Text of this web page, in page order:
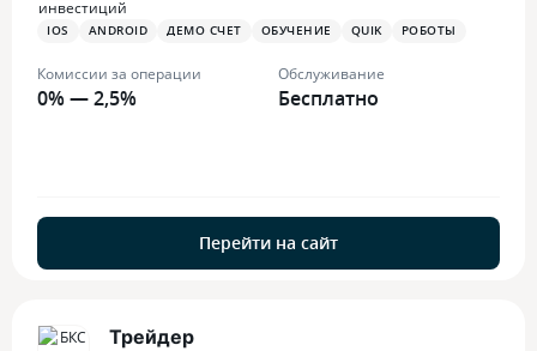
IOS ANDROID ДЕМО СЧЕТ ОБУЧЕНИЕ QUIK РОБОТЫ
Комиссии за операции
0% — 2,5%
Обслуживание
Бесплатно
Перейти на сайт
Трейдер